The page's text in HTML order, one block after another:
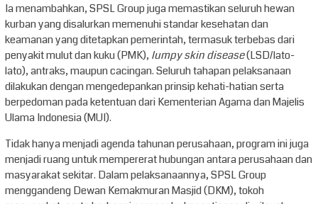
Ia menambahkan, SPSL Group juga memastikan seluruh hewan
kurban yang disalurkan memenuhi standar kesehatan dan
keamanan yang ditetapkan pemerintah, termasuk terbebas dari
penyakit mulut dan kuku (PMK), lumpy skin disease(LSD/lato-
lato), antraks, maupun cacingan. Seluruh tahapan pelaksanaan
dilakukan dengan mengedepankan prinsip kehati-hatian serta
berpedoman pada ketentuan dari Kementerian Agama dan Majelis
Ulama Indonesia (MUI).
Tidak hanya menjadi agenda tahunan perusahaan, program ini juga
menjadi ruang untuk mempererat hubungan antara perusahaan dan
masyarakat sekitar. Dalam pelaksanaannya, SPSL Group
menggandeng Dewan Kemakmuran Masjid (DKM), tokoh